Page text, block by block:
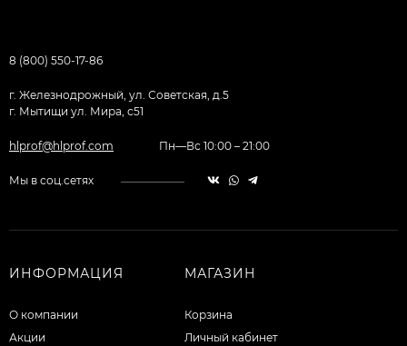
8 (800) 550-17-86
г. Железнодрожный, ул. Советская, д.5
г. Мытищи ул. Мира, с51
hlprof@hlprof.com Пн—Вс 10:00 – 21:00
Мы в соц.сетях
ИНФОРМАЦИЯ
О компании
Акции
МАГАЗИН
Корзина
Личный кабинет